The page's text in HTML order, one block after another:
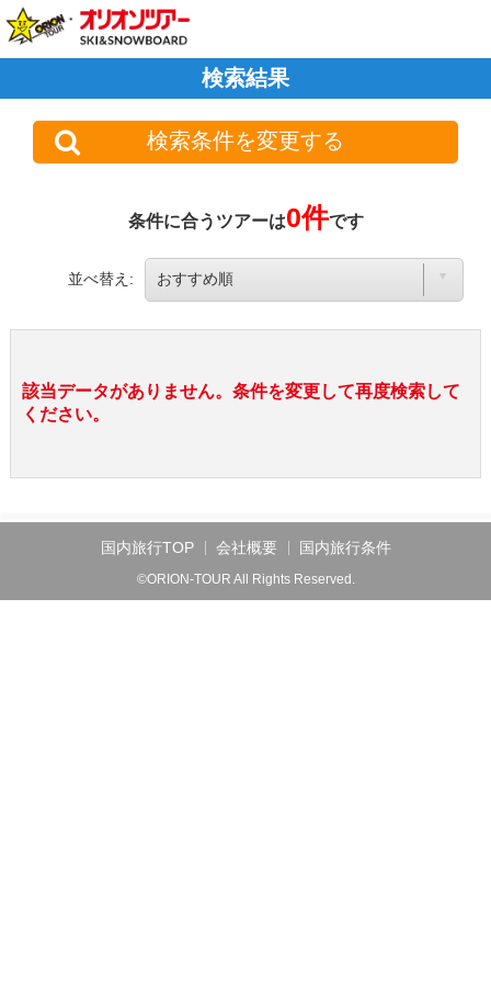
検索結果
検索条件を変更する
条件に合うツアーは0件です
並べ替え:
該当データがありません。条件を変更して再度検索して
ください。
国内旅行TOP 会社概要 国内旅行条件
©ORION-TOUR All Rights Reserved.